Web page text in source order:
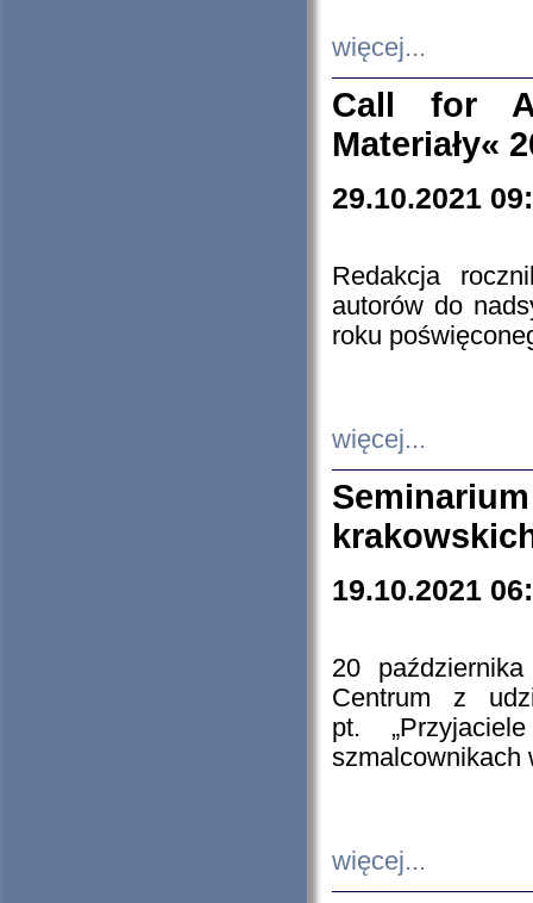
więcej...
Call for
Materiały«
29.10.2021
Redakcja
autorów do
roku
więcej...
19.10.2021
20
Centrum z
pt.
szmalcownikach
więcej...